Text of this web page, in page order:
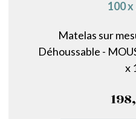
100 x
Matelas sur
Déhoussable -
x